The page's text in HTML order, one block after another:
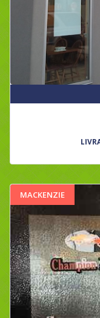
MACKENZIE